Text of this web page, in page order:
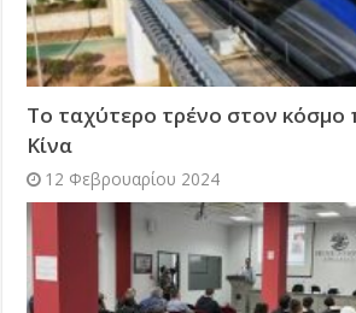
Το ταχύτερο τρένο στον κόσμο
Κίνα
12 Φεβρουαρίου 2024